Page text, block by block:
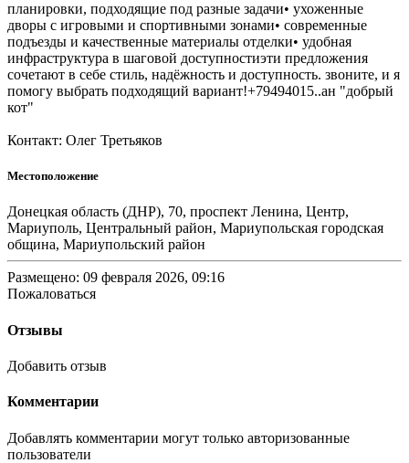
планировки, подходящие под разные задачи• ухоженные
дворы с игровыми и спортивными зонами• современные
подъезды и качественные материалы отделки• удобная
инфраструктура в шаговой доступностиэти предложения
сочетают в себе стиль, надёжность и доступность. звоните, и я
помогу выбрать подходящий вариант!+79494015..ан "добрый
кот"
Контакт: Олег Третьяков
Местоположение
Донецкая область (ДНР), 70, проспект Ленина, Центр,
Мариуполь, Центральный район, Мариупольская городская
община, Мариупольский район
Размещено: 09 февраля 2026, 09:16
Пожаловаться
Отзывы
Добавить отзыв
Комментарии
Добавлять комментарии могут только авторизованные
пользователи